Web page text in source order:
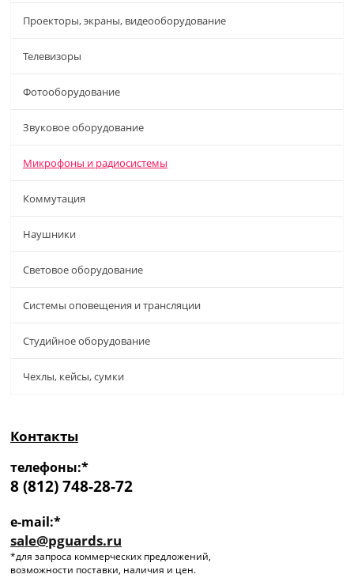
Проекторы, экраны, видеооборудование
Телевизоры
Фотооборудование
Звуковое оборудование
Микрофоны и радиосистемы
Коммутация
Наушники
Световое оборудование
Системы оповещения и трансляции
Студийное оборудование
Чехлы, кейсы, сумки
Контакты
телефоны:*
8 (812) 748-28-72
e-mail:*
sale@pguards.ru
*для запроса коммерческих предложений,
возможности поставки, наличия и цен.